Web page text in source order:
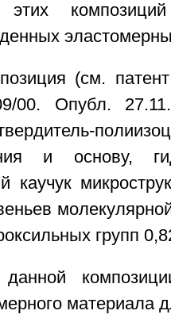
этих
(см.
00. Опубл.
и основу,
каучук
групп
данной
материала